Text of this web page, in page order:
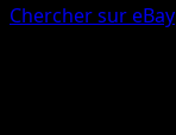
Chercher sur eBay